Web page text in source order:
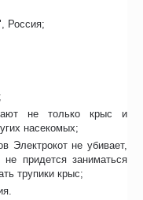
Россия;
не только крыс и
насекомых;
Электрокот не убивает,
придется заниматься
трупики крыс;